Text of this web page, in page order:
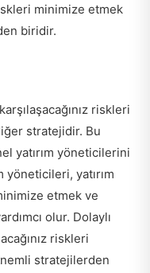
minimize etmek
biridir.
riskleri
stratejidir. Bu
yatırım yöneticilerini
yöneticileri, yatırım
etmek ve
olur. Dolaylı
riskleri
stratejilerden